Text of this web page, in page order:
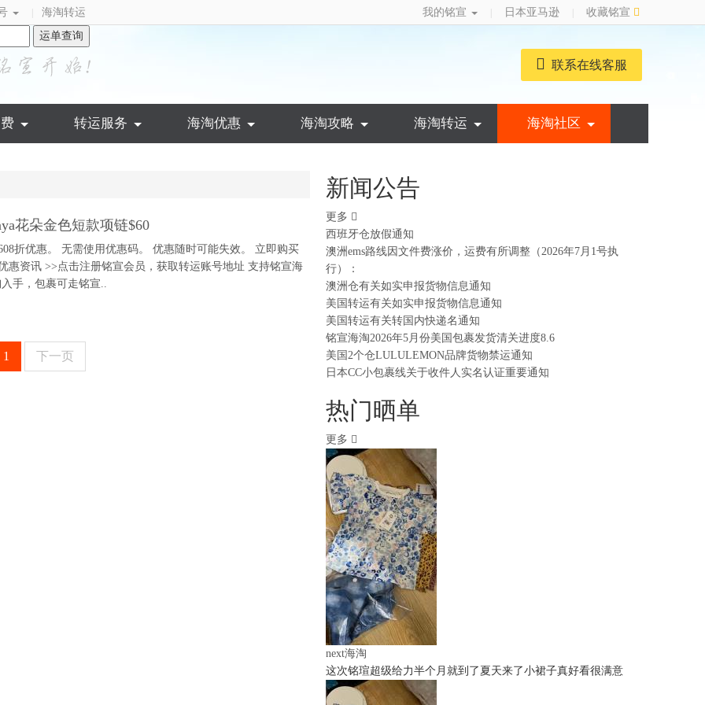
海淘转运 我的铭宣 日本亚马逊
收藏铭宣
运单查询
联系在线客服
转运服务 海淘优惠 海淘攻略 海淘转运 海淘社区
花朵金色短款项链$60
折优惠。 无需使用优惠码。 优惠随时可能失效。 立即购买
惠资讯 >>点击注册铭宣会员，获取转运账号地址 支持铭宣海
手，包裹可走铭宣..
1 下一页
新闻公告
更多
西班牙仓放假通知
澳洲ems路线因文件费涨价，运费有所调整（2026年7月1号执
行）：
澳洲仓有关如实申报货物信息通知
美国转运有关如实申报货物信息通知
美国转运有关转国内快递名通知
铭宣海淘2026年5月份美国包裹发货清关进度8.6
美国2个仓LULULEMON品牌货物禁运通知
日本CC小包裹线关于收件人实名认证重要通知
热门晒单
更多
next海淘
这次铭瑄超级给力半个月就到了夏天来了小裙子真好看很满意